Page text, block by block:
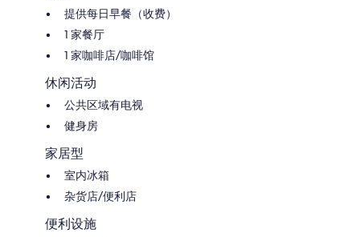
提供每日早餐（收费）
1 家餐厅
1 家咖啡店/咖啡馆
休闲活动
公共区域有电视
健身房
家居型
室内冰箱
杂货店/便利店
便利设施